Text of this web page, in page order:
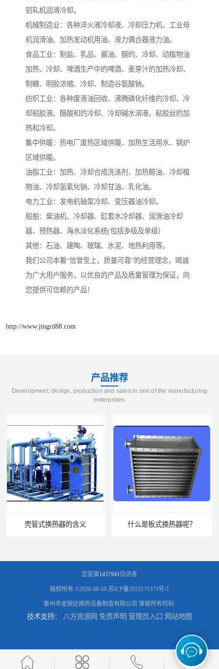
铝轧机润滑冷却。
机械制造业：各种淬火液冷却液、冷却压力机、工业母
机润滑油、加热发动机用油、液力偶合器液力油。
食品工业：制盐、乳品、酱油、醋的、冷却、动植物油
加热、冷却、啤酒生产中的啤酒、麦芽汁的加热冷却、
制糖、明胶浓缩、冷却、制造谷氨酸钠。
纺织工业：各种废液油回收、沸腾磷化纤维的冷却、冷
却粘胶液、醋酸和的冷却、冷却碱水溶液、粘胶丝的加
热和冷却。
集中供暖：热电厂废热区域供暖、加热生活用水、锅炉
区域供暖。
油脂工业：加热、冷却合成洗涤剂、加热鲸油、冷却植
物油、冷却氢氧化钠、冷却甘油、乳化油。
电力工业：发电机轴泵冷却、变压器油冷却。
船舶：柴油机、冷却器、缸套水冷却器、润滑油冷却
器、预热器、海水淡化系统(包括多级及单级）
其他：石油、建陶、玻璃、水泥、地热利用等。
我们公司本着“信誉至上，质量可靠”的经营理念，竭诚
为广大用户服务，以优良的产品及质量管理为保证，向
您提供可信赖的产品！
http://www.jingrd88.com
产品推荐
Development, design, production and sales in one of the manufacturing
enterprises
什么是板式换热器呢？
引风机冷却器供应商 GLL型冷却器支持定制 列管式水冷却器 液压站冷却器 打包机油压机冷却器
您是第1457941位访客
版权所有 ©2026-08-10 苏ICP备2025171373号-1
泰州市金锐达换热设备制造有限公司 保留所有权利.
技术支持： 八方资源网 免责声明 管理员入口 网站地图